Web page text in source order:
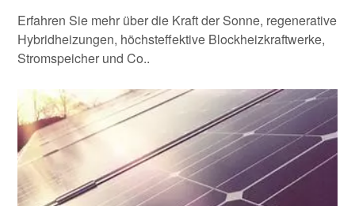
Erfahren Sie mehr über die Kraft der Sonne, regenerative
Hybridheizungen, höchsteffektive Blockheizkraftwerke,
Stromspeicher und Co..